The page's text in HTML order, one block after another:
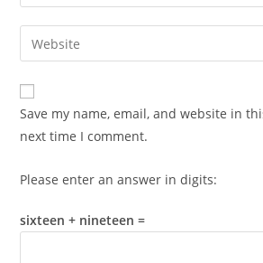
comment
your
email
address
comment
Enter
your
website
URL
(optional)
Save my name, email, and website in
next time I comment.
Please enter an answer in digits:
sixteen + nineteen =